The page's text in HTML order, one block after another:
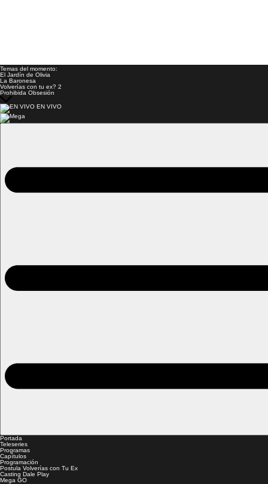
Temas del momento:
El Jardín de Olivia
La Baronesa
Volverías con tu ex? 2
Prohibida Obsesión
EN VIVO
Portada
Teleseries
Programas
Capítulos
Programación
Postula Volverías con Tu Ex
Casting Dale Play
Mega GO